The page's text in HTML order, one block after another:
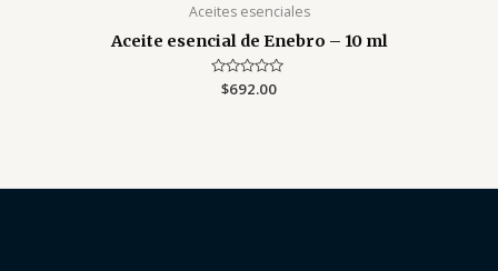
Aceites esenciales
Aceite esencial de Enebro – 10 ml
Valorado
con
$692.00